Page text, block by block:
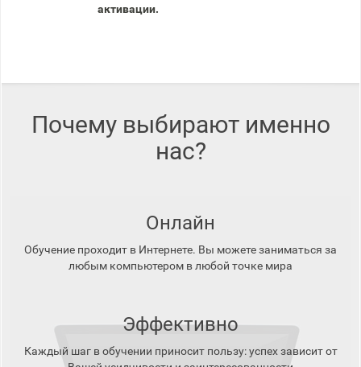
активации.
Почему выбирают именно
нас?
Онлайн
Обучение проходит в Интернете. Вы можете заниматься за
любым компьютером в любой точке мира
Эффективно
Каждый шаг в обучении приносит пользу: успех зависит от